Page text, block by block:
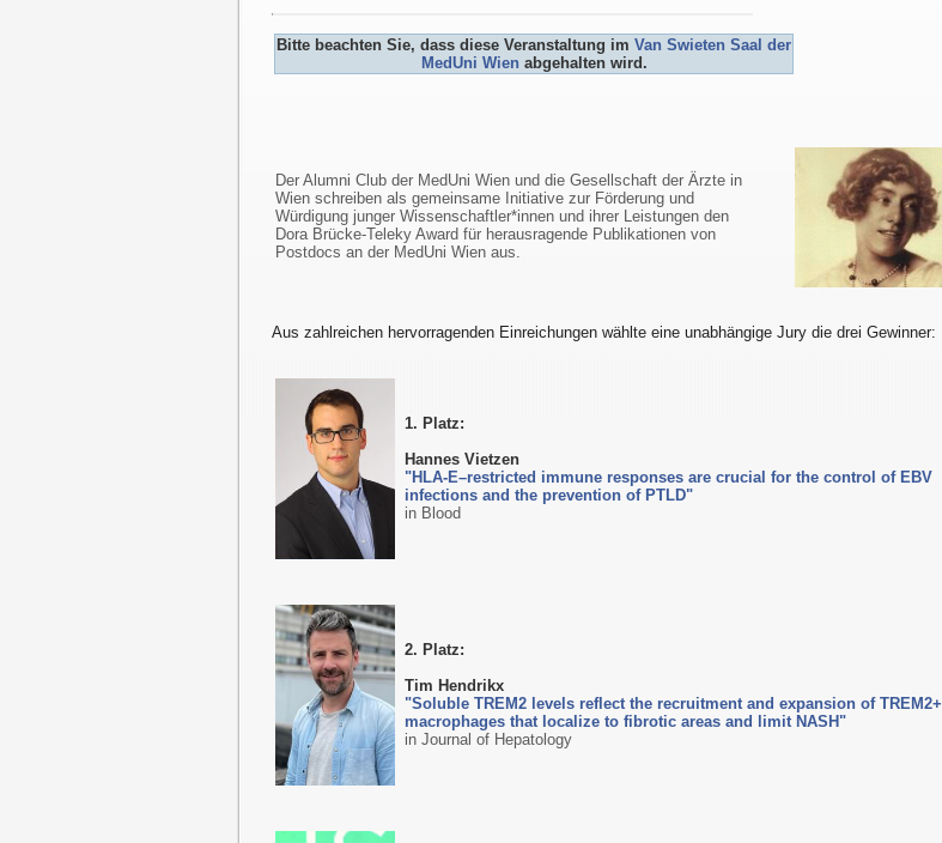
Bitte beachten Sie, dass diese Veranstaltung im Van Swieten Saal der
MedUni Wien abgehalten wird.
Der Alumni Club der MedUni Wien und die Gesellschaft der Ärzte in
Wien schreiben als gemeinsame Initiative zur Förderung und
Würdigung junger Wissenschaftler*innen und ihrer Leistungen den
Dora Brücke-Teleky Award für herausragende Publikationen von
Postdocs an der MedUni Wien aus.
Aus zahlreichen hervorragenden Einreichungen wählte eine unabhängige Jury die drei Gewinner:
1. Platz:
Hannes Vietzen
"HLA-E–restricted immune responses are crucial for the control of EBV
infections and the prevention of PTLD"
in Blood
2. Platz:
Tim Hendrikx
"Soluble TREM2 levels reflect the recruitment and expansion of TREM2+
macrophages that localize to fibrotic areas and limit NASH"
in Journal of Hepatology